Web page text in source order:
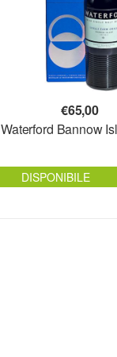
€65,00
Waterford Bannow
DISPONIBILE